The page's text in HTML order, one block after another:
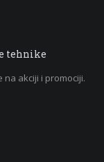
tehnike
akciji i promociji.